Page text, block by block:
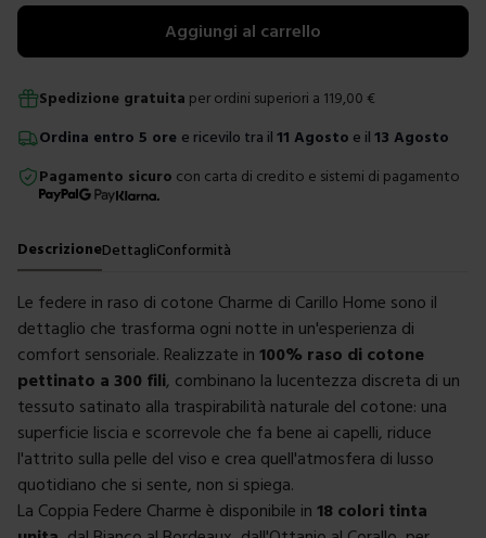
Aggiungi al carrello
Spedizione gratuita per ordini superiori a 119,00 €
Ordina entro 5 ore e ricevilo tra il 11 Agosto e il 13 Agosto
Pagamento sicuro con carta di credito e sistemi di pagamento
DescrizioneDettagliConformità
Le federe in raso di cotone Charme di Carillo Home sono il
dettaglio che trasforma ogni notte in un'esperienza di
comfort sensoriale. Realizzate in 100% raso di cotone
pettinato a 300 fili, combinano la lucentezza discreta di un
tessuto satinato alla traspirabilità naturale del cotone: una
superficie liscia e scorrevole che fa bene ai capelli, riduce
l'attrito sulla pelle del viso e crea quell'atmosfera di lusso
quotidiano che si sente, non si spiega.
La Coppia Federe Charme è disponibile in 18 colori tinta